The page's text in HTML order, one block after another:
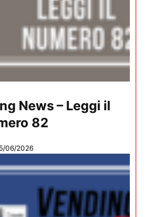
News – Leggi il
82
06/2026